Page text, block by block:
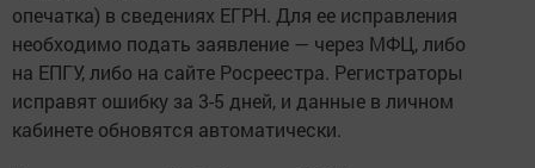
опечатка) в сведениях ЕГРН. Для ее исправления
необходимо подать заявление — через МФЦ, либо
на ЕПГУ, либо на сайте Росреестра. Регистраторы
исправят ошибку за 3-5 дней, и данные в личном
кабинете обновятся автоматически.